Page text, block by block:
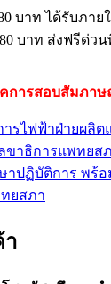
บาท ได้รับภาย
บาท ส่งฟรีด่วน
คการสอบสัมภา
รไฟฟ้าฝ่ายผลิต
ขาธิการแพทยส
ปฏิบัติการ พร้อ
ยสภา
า